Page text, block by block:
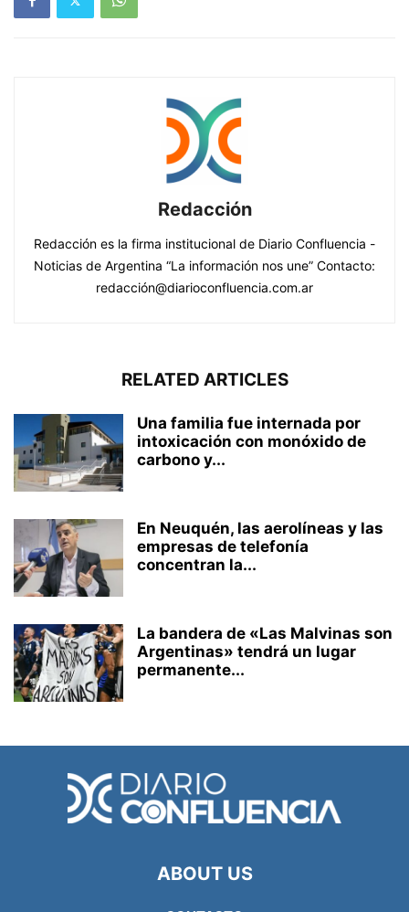
Redacción
Redacción es la firma institucional de Diario Confluencia -
Noticias de Argentina “La información nos une” Contacto:
redacción@diarioconfluencia.com.ar
RELATED ARTICLES
Una familia fue internada por
intoxicación con monóxido de
carbono y...
En Neuquén, las aerolíneas y las
empresas de telefonía
concentran la...
La bandera de «Las Malvinas son
Argentinas» tendrá un lugar
permanente...
ABOUT US